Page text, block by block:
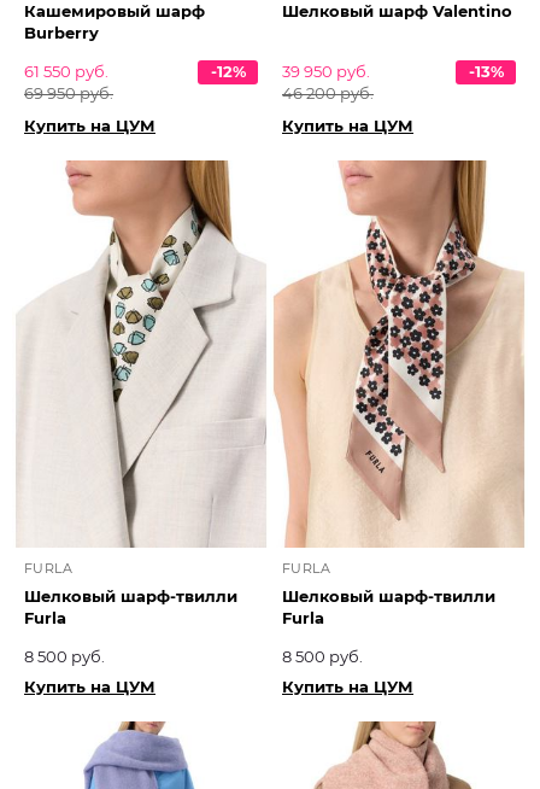
Кашемировый шарф
Burberry
61 550 руб.
69 950 руб.
-12%
Купить на ЦУМ
Шелковый шарф Valentino
39 950 руб.
46 200 руб.
-13%
Купить на ЦУМ
FURLA
Шелковый шарф-твилли
Furla
8 500 руб.
Купить на ЦУМ
FURLA
Шелковый шарф-твилли
Furla
8 500 руб.
Купить на ЦУМ